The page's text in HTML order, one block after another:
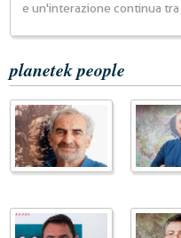
e un'interazione continua
planetek people